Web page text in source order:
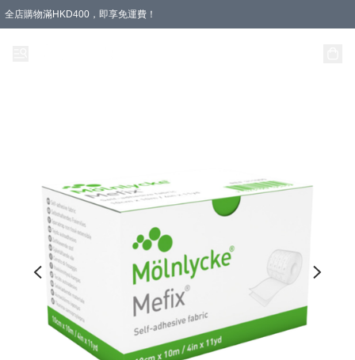
全店購物滿HKD400，即享免運費！